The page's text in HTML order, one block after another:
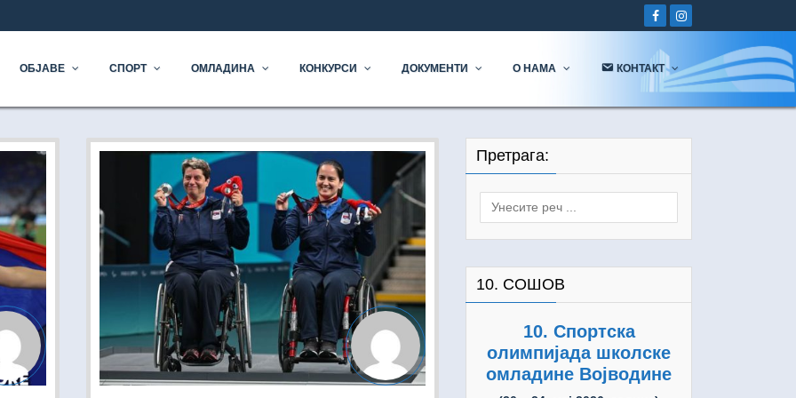
ОБЈАВЕ СПОРТ ОМЛАДИНА КОНКУРСИ ДОКУМЕНТИ О НАМА КОНТАКТ
Претрага:
Search
10. СОШОВ
10. Спортска
олимпијада школске
омладине Војводине